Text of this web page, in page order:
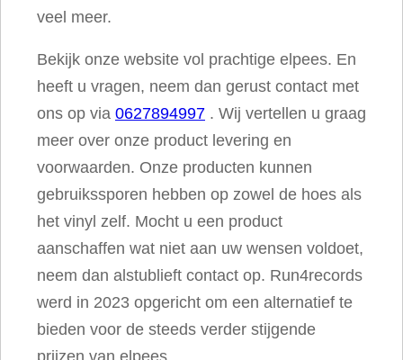
veel meer.
Bekijk onze website vol prachtige elpees. En
heeft u vragen, neem dan gerust contact met
ons op via 0627894997 . Wij vertellen u graag
meer over onze product levering en
voorwaarden. Onze producten kunnen
gebruikssporen hebben op zowel de hoes als
het vinyl zelf. Mocht u een product
aanschaffen wat niet aan uw wensen voldoet,
neem dan alstublieft contact op. Run4records
werd in 2023 opgericht om een alternatief te
bieden voor de steeds verder stijgende